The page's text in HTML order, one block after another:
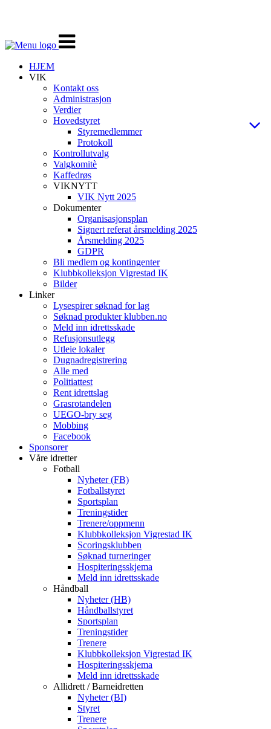
Veksle
navigasjon
HJEM
VIK
Kontakt oss
Administrasjon
Verdier
Hovedstyret
Styremedlemmer
Protokoll
Kontrollutvalg
Valgkomitè
Kaffedrøs
VIKNYTT
VIK Nytt 2025
Dokumenter
Organisasjonsplan
Signert referat årsmelding 2025
Årsmelding 2025
GDPR
Bli medlem og kontingenter
Klubbkolleksjon Vigrestad IK
Bilder
Linker
Lysespirer søknad for lag
Søknad produkter klubben.no
Meld inn idrettsskade
Refusjonsutlegg
Utleie lokaler
Dugnadregistrering
Alle med
Politiattest
Rent idrettslag
Grasrotandelen
UEGO-bry seg
Mobbing
Facebook
Sponsorer
Våre idretter
Fotball
Nyheter (FB)
Fotballstyret
Sportsplan
Treningstider
Trenere/oppmenn
Klubbkolleksjon Vigrestad IK
Scoringsklubben
Søknad turneringer
Hospiteringsskjema
Meld inn idrettsskade
Håndball
Nyheter (HB)
Håndballstyret
Sportsplan
Treningstider
Trenere
Klubbkolleksjon Vigrestad IK
Hospiteringsskjema
Meld inn idrettsskade
Allidrett / Barneidretten
Nyheter (BI)
Styret
Trenere